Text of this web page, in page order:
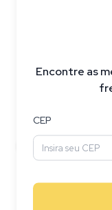
Encontre as
CEP